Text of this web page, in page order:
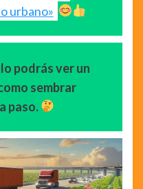
urbano»
podrás ver un
sembrar
paso.